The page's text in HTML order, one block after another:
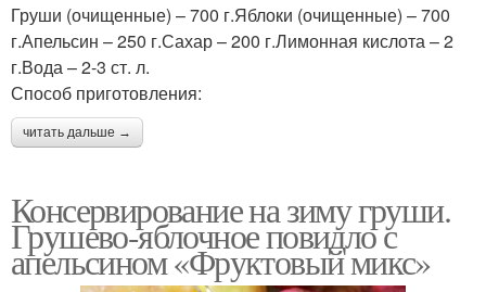
Груши (очищенные) – 700 г.Яблоки (очищенные) – 700
г.Апельсин – 250 г.Сахар – 200 г.Лимонная кислота – 2
г.Вода – 2-3 ст. л.
Способ приготовления:
читать дальше →
Консервирование на зиму груши.
Грушево-яблочное повидло с
апельсином «Фруктовый микс»